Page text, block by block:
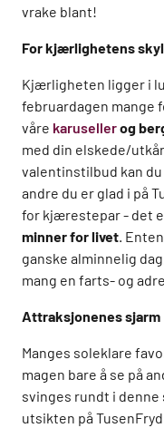
vrake blant!
For kjærlighetens
Kjærligheten ligger i
februardagen mange
våre karusellerog
med din elskede/
valentinstilbud kan
andre du er glad i på
for kjærestepar - det
minner for livet.
ganske alminnelig
mang en farts- og
Attraksjonenes sjarm
Manges soleklare
magen bare å se på
svinges rundt i denne
utsikten på